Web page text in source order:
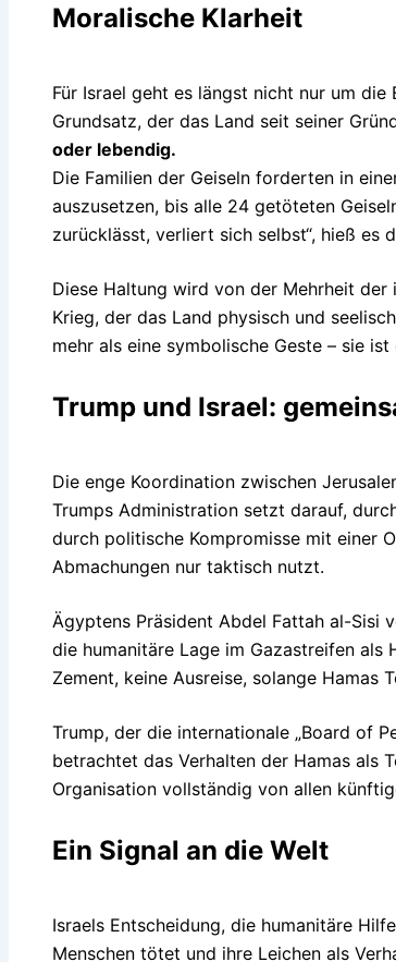
Moralische Klarheit
Für Israel geht es längst nicht nur um
Grundsatz, der das Land seit seiner
oder lebendig.
Die Familien der Geiseln forderten in
auszusetzen, bis alle 24 getöteten
zurücklässt, verliert sich selbst“, hieß es
Diese Haltung wird von der Mehrheit
Krieg, der das Land physisch und
mehr als eine symbolische Geste – sie
Trump und Israel:
Die enge Koordination zwischen
Trumps Administration setzt darauf,
durch politische Kompromisse mit einer
Abmachungen nur taktisch nutzt.
Ägyptens Präsident Abdel Fattah al-Sisi
die humanitäre Lage im Gazastreifen
Zement, keine Ausreise, solange Hamas
Trump, der die internationale „Board of
betrachtet das Verhalten der Hamas als
Organisation vollständig von allen
Ein Signal an die Welt
Israels Entscheidung, die humanitäre
Menschen tötet und ihre Leichen als